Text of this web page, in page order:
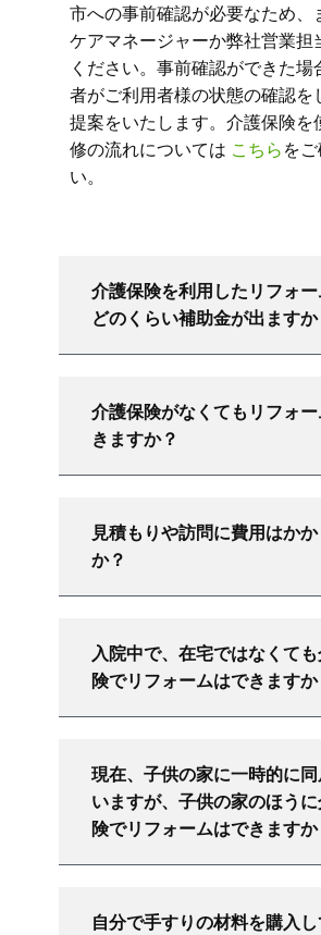
市への事前確認が必要なため、
ケアマネージャーか弊社営業担
ください。事前確認ができた場
者がご利用者様の状態の確認を
提案をいたします。介護保険を
修の流れについては こちらを
い。
介護保険を利用したリフォ
どのくらい補助金が出ますか
介護保険がなくてもリフォ
きますか？
見積もりや訪問に費用はか
か？
入院中で、在宅ではなくて
険でリフォームはできますか
現在、子供の家に一時的に
いますが、子供の家のほう
険でリフォームはできますか
自分で手すりの材料を購入